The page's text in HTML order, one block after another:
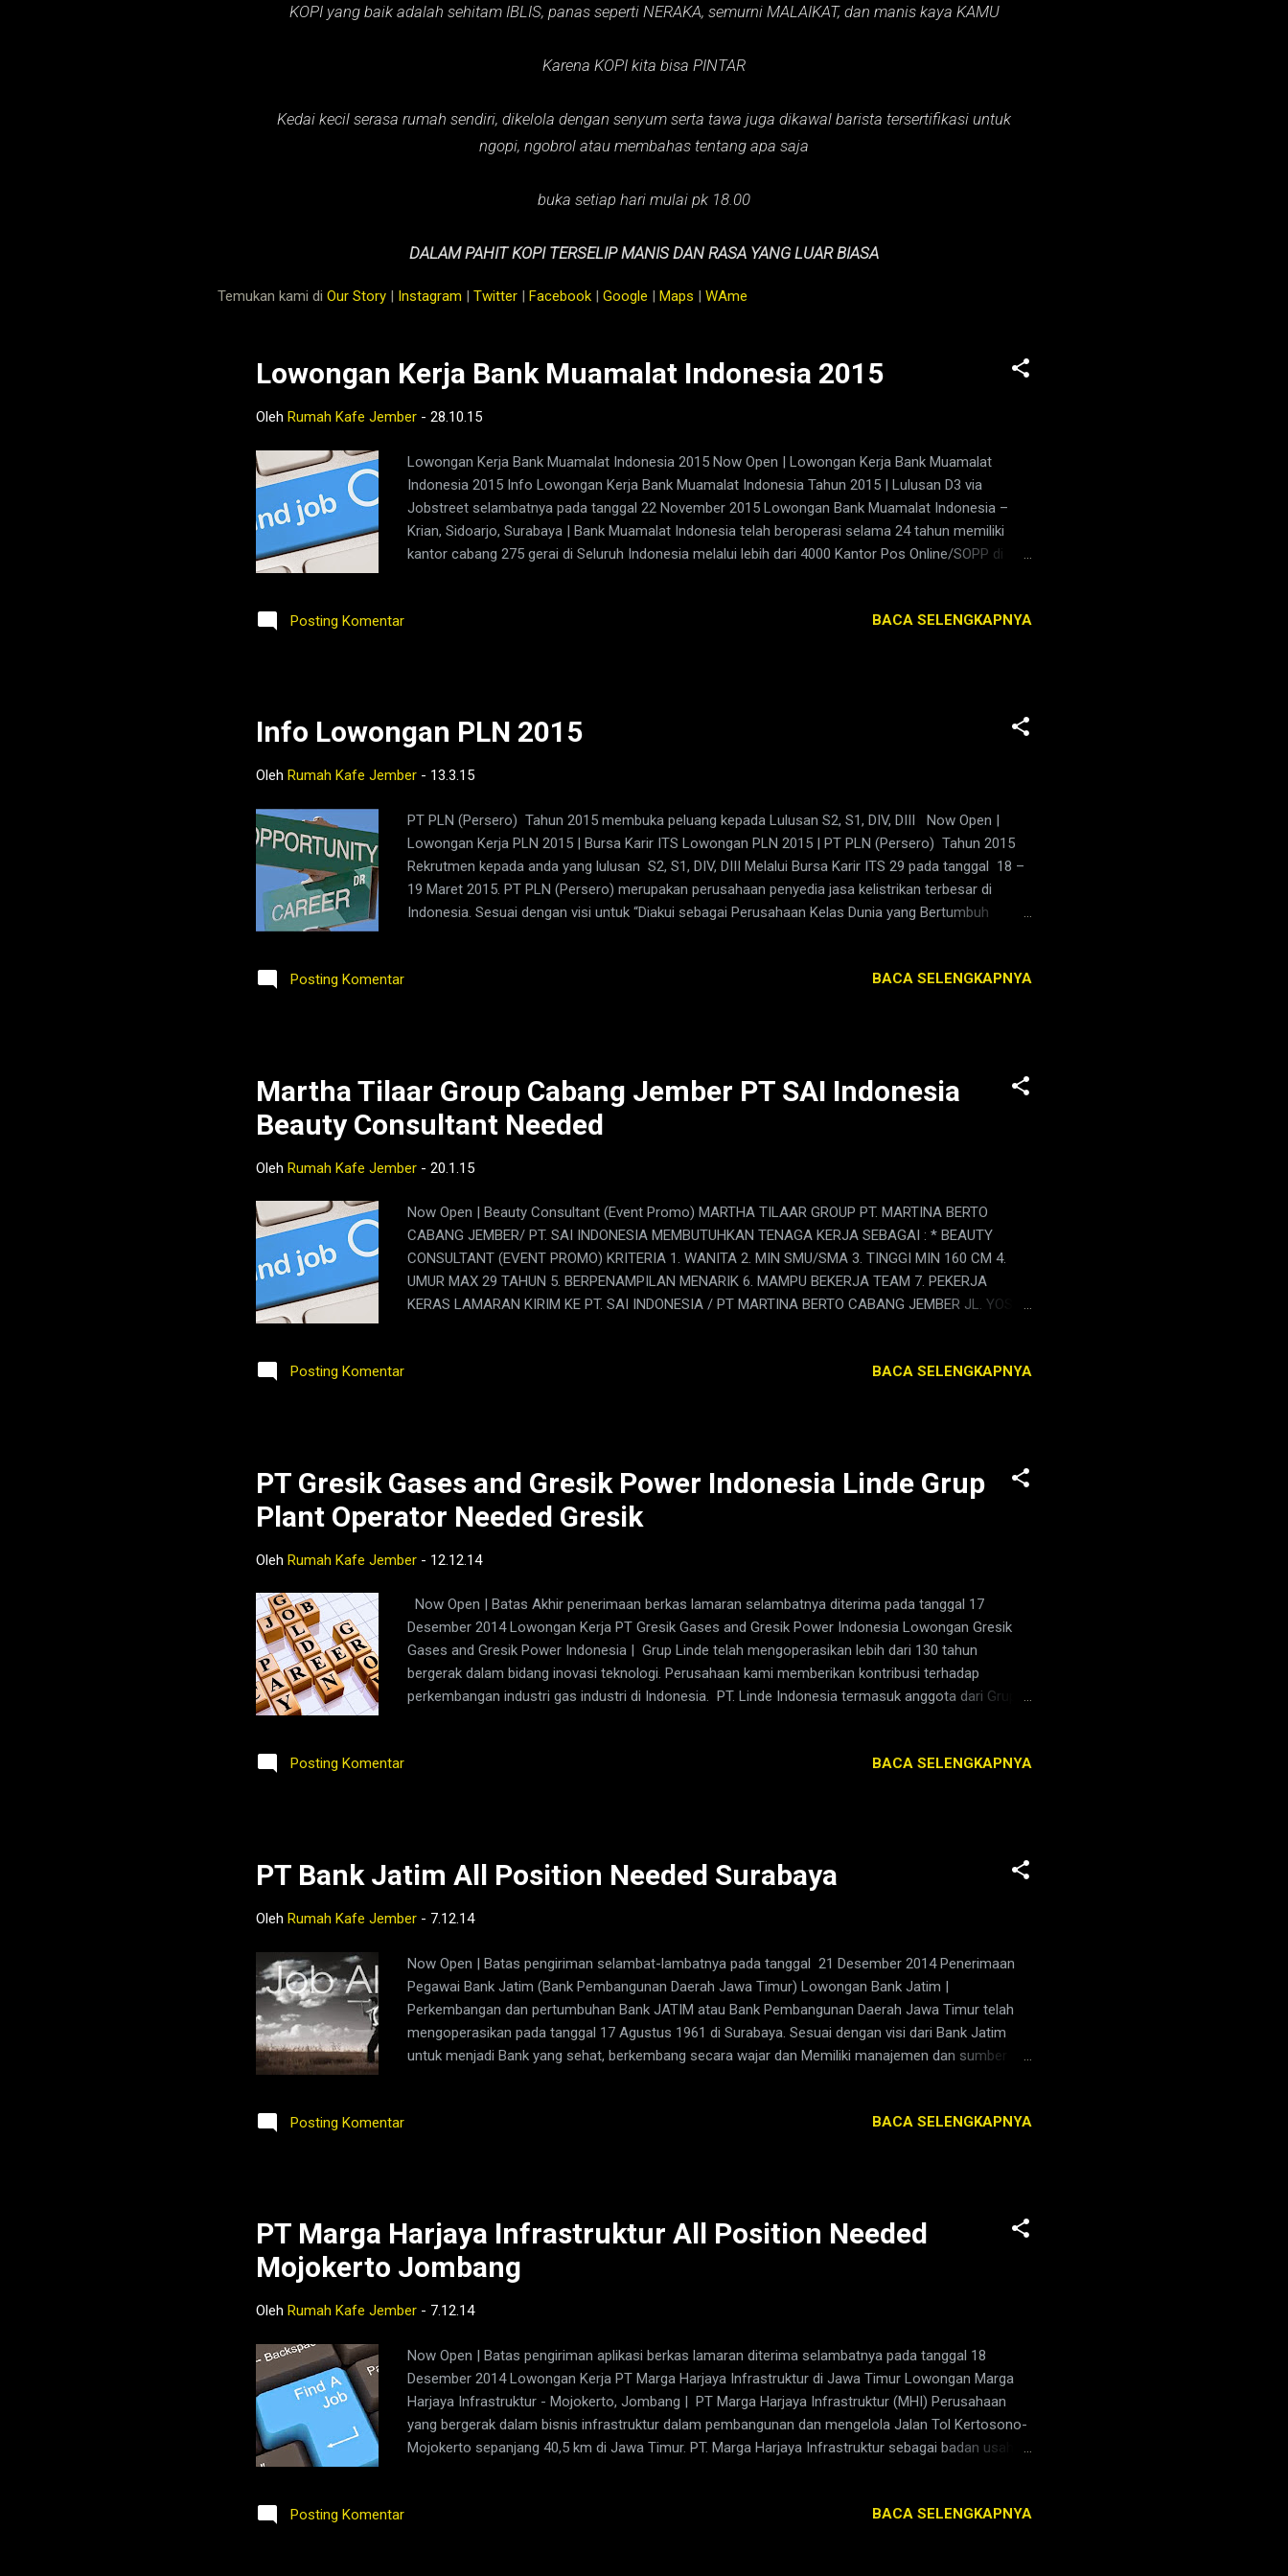
KOPI yang baik adalah sehitam IBLIS, panas seperti NERAKA, semurni MALAIKAT, dan manis kaya KAMU
Karena KOPI kita bisa PINTAR
Kedai kecil serasa rumah sendiri, dikelola dengan senyum serta tawa juga dikawal barista tersertifikasi untuk
ngopi, ngobrol atau membahas tentang apa saja
buka setiap hari mulai pk 18.00
DALAM PAHIT KOPI TERSELIP MANIS DAN RASA YANG LUAR BIASA
Temukan kami di Our Story | Instagram | Twitter | Facebook | Google | Maps | WAme
Lowongan Kerja Bank Muamalat Indonesia 2015
Oleh Rumah Kafe Jember - 28.10.15
Lowongan Kerja Bank Muamalat Indonesia 2015 Now Open | Lowongan Kerja Bank Muamalat
Indonesia 2015 Info Lowongan Kerja Bank Muamalat Indonesia Tahun 2015 | Lulusan D3 via
Jobstreet selambatnya pada tanggal 22 November 2015 Lowongan Bank Muamalat Indonesia –
Krian, Sidoarjo, Surabaya | Bank Muamalat Indonesia telah beroperasi selama 24 tahun memiliki
kantor cabang 275 gerai di Seluruh Indonesia melalui lebih dari 4000 Kantor Pos Online/SOPP di
Indonesia dan menghadirkan layanan perbankan yang tidak hanya comply terhadap syariah, namun
Posting Komentar BACA SELENGKAPNYA
Info Lowongan PLN 2015
Oleh Rumah Kafe Jember - 13.3.15
PT PLN (Persero) Tahun 2015 membuka peluang kepada Lulusan S2, S1, DIV, DIII Now Open |
Lowongan Kerja PLN 2015 | Bursa Karir ITS Lowongan PLN 2015 | PT PLN (Persero) Tahun 2015
Rekrutmen kepada anda yang lulusan S2, S1, DIV, DIII Melalui Bursa Karir ITS 29 pada tanggal 18 –
19 Maret 2015. PT PLN (Persero) merupakan perusahaan penyedia jasa kelistrikan terbesar di
Indonesia. Sesuai dengan visi untuk “Diakui sebagai Perusahaan Kelas Dunia yang Bertumbuh
Posting Komentar
BACA SELENGKAPNYA
Martha Tilaar Group Cabang Jember PT SAI Indonesia
Beauty Consultant Needed
Oleh Rumah Kafe Jember - 20.1.15
Now Open | Beauty Consultant (Event Promo) MARTHA TILAAR GROUP PT. MARTINA BERTO
CABANG JEMBER/ PT. SAI INDONESIA MEMBUTUHKAN TENAGA KERJA SEBAGAI : * BEAUTY
CONSULTANT (EVENT PROMO) KRITERIA 1. WANITA 2. MIN SMU/SMA 3. TINGGI MIN 160 CM 4.
UMUR MAX 29 TAHUN 5. BERPENAMPILAN MENARIK 6. MAMPU BEKERJA TEAM 7. PEKERJA
KERAS LAMARAN KIRIM KE PT. SAI INDONESIA / PT MARTINA BERTO CABANG JEMBER JL. YOS
Posting Komentar BACA SELENGKAPNYA
PT Gresik Gases and Gresik Power Indonesia Linde Grup
Plant Operator Needed Gresik
Oleh Rumah Kafe Jember - 12.12.14
Now Open | Batas Akhir penerimaan berkas lamaran selambatnya diterima pada tanggal 17
Desember 2014 Lowongan Kerja PT Gresik Gases and Gresik Power Indonesia Lowongan Gresik
Gases and Gresik Power Indonesia | Grup Linde telah mengoperasikan lebih dari 130 tahun
bergerak dalam bidang inovasi teknologi. Perusahaan kami memberikan kontribusi terhadap
perkembangan industri gas industri di Indonesia. PT. Linde Indonesia termasuk anggota dari Grup
menyediakan berbagai layanan terkait termasuk instalasi peralatan gas, pipa, pada tanaman situs
Posting Komentar BACA SELENGKAPNYA
PT Bank Jatim All Position Needed Surabaya
Oleh Rumah Kafe Jember - 7.12.14
Now Open | Batas pengiriman selambat-lambatnya pada tanggal 21 Desember 2014 Penerimaan
Pegawai Bank Jatim (Bank Pembangunan Daerah Jawa Timur) Lowongan Bank Jatim |
Perkembangan dan pertumbuhan Bank JATIM atau Bank Pembangunan Daerah Jawa Timur telah
mengoperasikan pada tanggal 17 Agustus 1961 di Surabaya. Sesuai dengan visi dari Bank Jatim
untuk menjadi Bank yang sehat, berkembang secara wajar dan Memiliki manajemen dan sumber
laba yang optimal. Sehingga Tujuan dari PT Bank Jatim untuk meningkatkan profesionalitas dan
Posting Komentar BACA SELENGKAPNYA
PT Marga Harjaya Infrastruktur All Position Needed
Mojokerto Jombang
Oleh Rumah Kafe Jember - 7.12.14
Now Open | Batas pengiriman aplikasi berkas lamaran diterima selambatnya pada tanggal 18
Desember 2014 Lowongan Kerja PT Marga Harjaya Infrastruktur di Jawa Timur Lowongan Marga
Harjaya Infrastruktur - Mojokerto, Jombang | PT Marga Harjaya Infrastruktur (MHI) Perusahaan
yang bergerak dalam bisnis infrastruktur dalam pembangunan dan mengelola Jalan Tol Kertosono-
Mojokerto sepanjang 40,5 km di Jawa Timur. PT. Marga Harjaya Infrastruktur sebagai badan usaha
mengembangkan peluang investasi pada proyek-proyek infrastruktur di tanah air yang dapat
Posting Komentar BACA SELENGKAPNYA